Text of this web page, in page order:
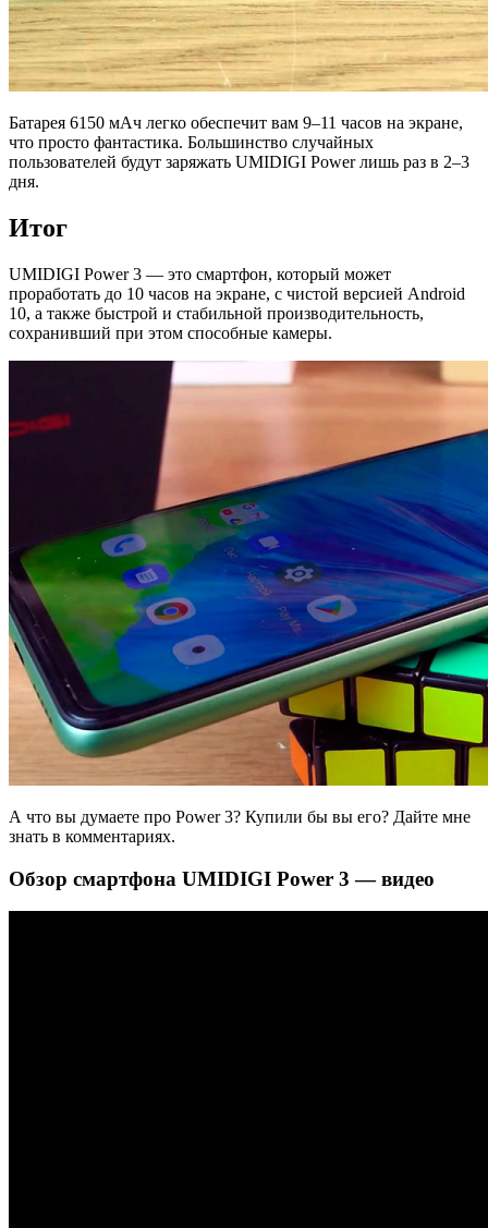
Батарея 6150 мАч легко обеспечит вам 9–11 часов на экране,
что просто фантастика. Большинство случайных
пользователей будут заряжать UMIDIGI Power лишь раз в 2–3
дня.
Итог
UMIDIGI Power 3 — это смартфон, который может
проработать до 10 часов на экране, с чистой версией Android
10, а также быстрой и стабильной производительность,
сохранивший при этом способные камеры.
А что вы думаете про Power 3? Купили бы вы его? Дайте мне
знать в комментариях.
Обзор смартфона UMIDIGI Power 3 — видео